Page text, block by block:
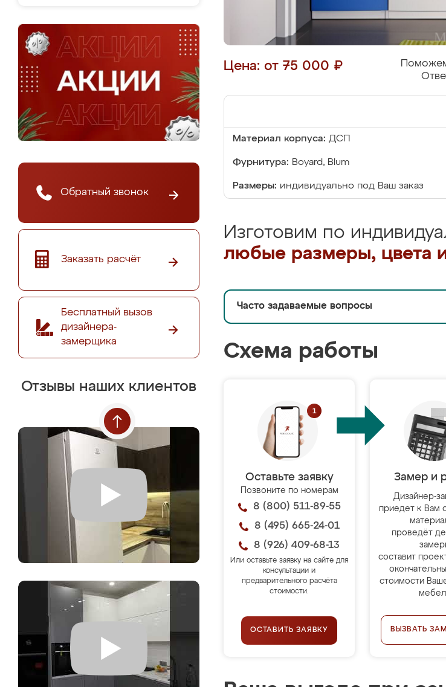
Обратный звонок
Заказать расчёт
Бесплатный вызов
дизайнера-
замерщика
Отзывы наших клиентов
Цена: от 75 000 ₽
Материал корпуса: ДСП
Фурнитура: Boyard, Blum
Размеры: индивидуально под Ваш заказ
Изготовим по
любые размеры, цвета
Часто задаваемые вопросы
Схема работы
Оставьте заявку
Позвоните по номерам
8 (800) 511-89-55
8 (495) 665-24-01
8 (926) 409-68-13
Или оставьте заявку на сайте для
консультации и
предварительного расчёта
стоимости.
ОСТАВИТЬ ЗАЯВКУ
Замер и
Дизайнер-
приедет к Вам
проведёт
составит
стоимости
ВЫЗВАТЬ